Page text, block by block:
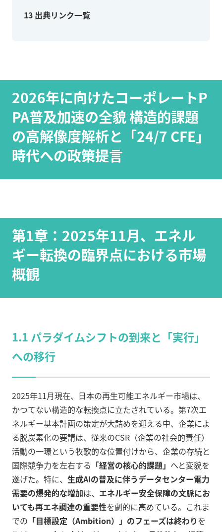
13 出典リンク一覧
2026年に向けたコーポレートP
PA普及加速の全貌 構造的課題
の高解像度解析と「24/7 CFE」
時代への政策提言
第1章：2025年11月、エネル
ギー転換の臨界点における市場
概観
1.1 パラダイムシフトの到来と「実行」
への移行
2025年11月現在、日本の再生可能エネルギー市場は、
かつてない構造的な転換点に立たされている。第7次エ
ネルギー基本計画の策定が大詰めを迎える中、企業によ
る脱炭素化の要請は、従来のCSR（企業の社会的責任）
活動の一環という牧歌的な位置付けから、企業の存続と
国際競争力を左右する 「経営の核心的課題」 へと変貌を
遂げた。特に、 生成AIの普及に伴うデータセンター電力
需要の爆発的な増加は、 エネルギー安全保障の文脈にお
いても再エネ調達の重要性を劇的に高めている。これま
での 「目標設定（Ambition）」のフェーズは終わりを